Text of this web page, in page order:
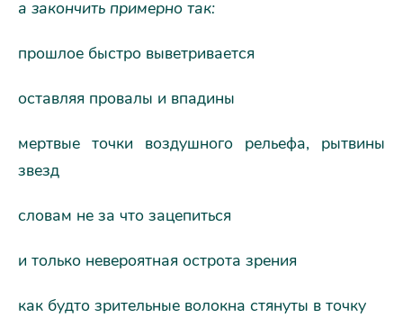
а закончить примерно так:
прошлое быстро выветривается
оставляя провалы и впадины
мертвые точки воздушного рельефа, рытвины
звезд
словам не за что зацепиться
и только невероятная острота зрения
как будто зрительные волокна стянуты в точку